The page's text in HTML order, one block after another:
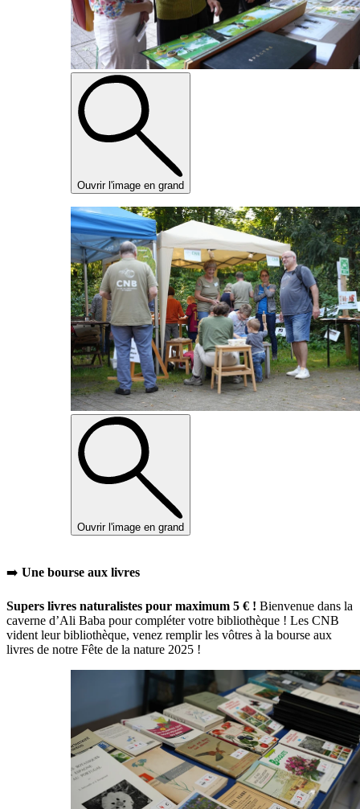
Ouvrir l'image en grand
Ouvrir l'image en grand
➡️ Une bourse aux livres
Supers livres naturalistes pour maximum 5 € ! Bienvenue dans la
caverne d’Ali Baba pour compléter votre bibliothèque ! Les CNB
vident leur bibliothèque, venez remplir les vôtres à la bourse aux
livres de notre Fête de la nature 2025 !